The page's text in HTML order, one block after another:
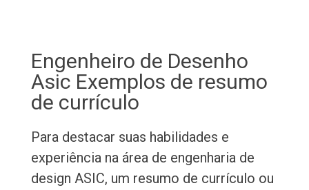
Engenheiro de Desenho
Asic Exemplos de resumo
de currículo
Para destacar suas habilidades e
experiência na área de engenharia de
design ASIC, um resumo de currículo ou